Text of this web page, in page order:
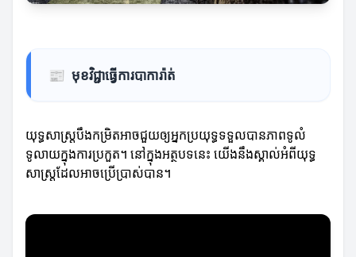
📰 មុខវិជ្ជាធ្វើការបាការ៉ាត់
យុទ្ធសាស្ត្របឹងកម្រិតអាចជួយឲ្យអ្នកប្រយុទ្ធទទួលបានភាពទូលំ
ទូលាយក្នុងការប្រកួត។ នៅក្នុងអត្ថបទនេះ យើងនឹងស្គាល់អំពីយុទ្ធ
សាស្ត្រដែលអាចប្រើប្រាស់បាន។